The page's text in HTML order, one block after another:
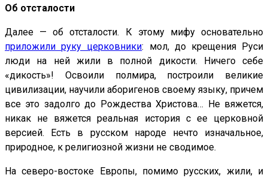
Об отсталости
Далее — об отсталости. К этому мифу основательно
приложили руку церковники: мол, до крещения Руси
люди на ней жили в полной дикости. Ничего себе
«дикость»! Освоили полмира, построили великие
цивилизации, научили аборигенов своему языку, причем
все это задолго до Рождества Христова… Не вяжется,
никак не вяжется реальная история с ее церковной
версией. Есть в русском народе нечто изначальное,
природное, к религиозной жизни не сводимое.
На северо-востоке Европы, помимо русских, жили, и